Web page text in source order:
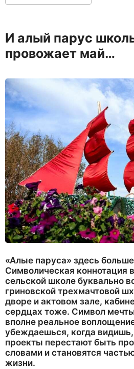
И алый парус
провожает май…
«Алые паруса» здесь
Символическая коннотация
сельской школе буквально
гриновской трехмачтовой
дворе и актовом зале,
сердцах тоже. Символ
вполне реальное
убеждаешься, когда
проекты перестают быть
словами и становятся
жизни.